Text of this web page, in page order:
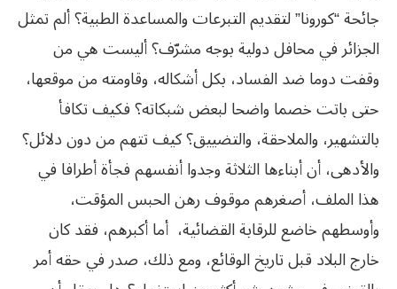
جائحة “كورونا” لتقديم التبرعات والمساعدة الطبية؟ ألم تمثل
الجزائر في محافل دولية بوجه مشرّف؟ أليست هي من
وقفت دوما ضد الفساد، بكل أشكاله، وقاومته من موقعها،
حتى باتت خصما واضحا لبعض شبكاته؟ فكيف تكافأ
بالتشهير، والملاحقة، والتضييق؟ كيف تتهم من دون دلائل؟
والأدهى، أن أبناءها الثلاثة وجدوا أنفسهم فجأة أطرافا في
هذا الملف، أصغرهم موقوف رهن الحبس المؤقت،
وأوسطهم خاضع للرقابة القضائية، أما أكبرهم، فقد كان
خارج البلاد قبل تاريخ الوقائع، ومع ذلك، صدر في حقه أمر